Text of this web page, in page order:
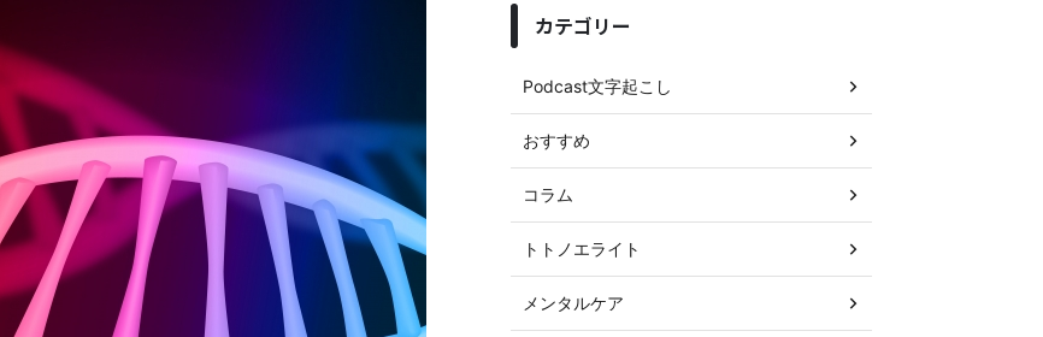
カテゴリー
Podcast文字起こし
おすすめ
コラム
トトノエライト
メンタルケア